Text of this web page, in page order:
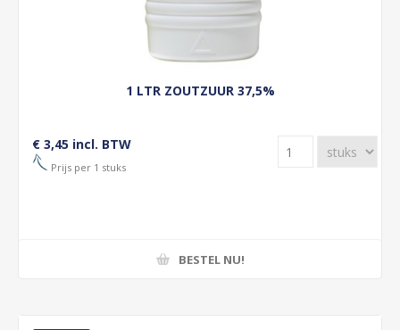
1 LTR ZOUTZUUR 37,5%
€ 3,45 incl. BTW
Prijs per 1 stuks
BESTEL NU!